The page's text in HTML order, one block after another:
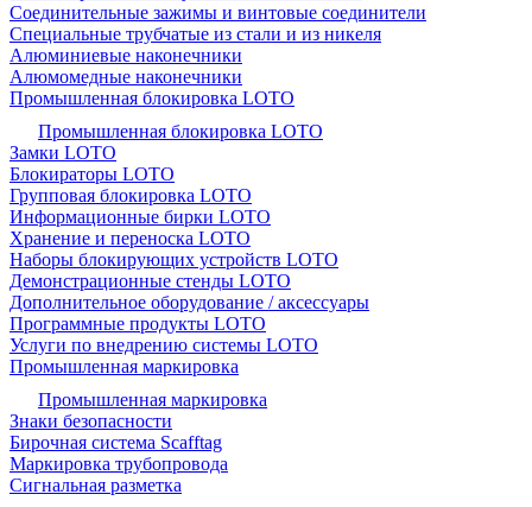
Соединительные зажимы и винтовые соединители
Специальные трубчатые из стали и из никеля
Алюминиевые наконечники
Алюмомедные наконечники
Промышленная блокировка LOTO
Промышленная блокировка LOTO
Замки LOTO
Блокираторы LOTO
Групповая блокировка LOTO
Информационные бирки LOTO
Хранение и переноска LOTO
Наборы блокирующих устройств LOTO
Демонстрационные стенды LOTO
Дополнительное оборудование / аксессуары
Программные продукты LOTO
Услуги по внедрению системы LOTO
Промышленная маркировка
Промышленная маркировка
Знаки безопасности
Бирочная система Scafftag
Маркировка трубопровода
Сигнальная разметка